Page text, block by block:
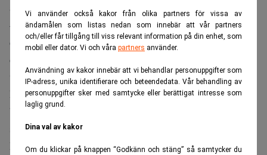
Vi använder också kakor från olika partners för vissa av
ändamålen som listas nedan som innebär att vår partners
och/eller får tillgång till viss relevant information på din enhet, som
mobil eller dator. Vi och våra partners använder.
Användning av kakor innebär att vi behandlar personuppgifter som
IP-adress, unika identifierare och beteendedata. Vår behandling av
personuppgifter sker med samtycke eller berättigat intresse som
laglig grund.
Dina val av kakor
Om du klickar på knappen “Godkänn och stäng” så samtycker du
att skapa cirka 1.500 nya lägenheter i Nacka Strand.
– Vi är mycket glada över förvärvet av de kommersiella
delarna av Nacka Strand. Nacka Strand med sin
diversifierade hyresgäststruktur och goda
utvecklingsmöjligheter gör att affären är intressant för oss.
Nacka är en av Sveriges snabbast växande kommuner och
beslutet att förlänga tunnelbanan till Nacka centrum ger
självklart området ännu större attraktionskraft på sikt.
Efterfrågan på lokaler i området är hög och etableringen